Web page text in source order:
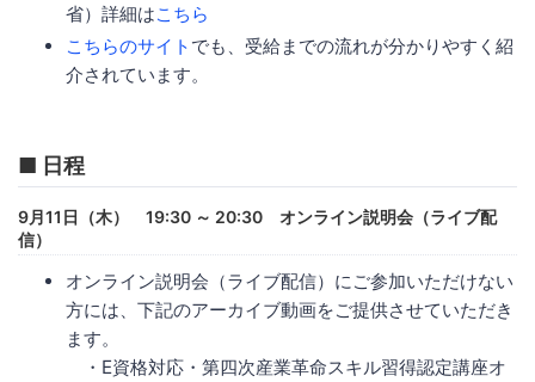
省）詳細はこちら
こちらのサイト でも、受給までの流れが分かりやすく紹
介されています。
■ 日程
9月11日（木） 19:30 ～ 20:30 オンライン説明会（ライブ配
信）
オンライン説明会（ライブ配信）にご参加いただけない
方には、下記のアーカイブ動画をご提供させていただき
ます。
・E資格対応・第四次産業革命スキル習得認定講座オ